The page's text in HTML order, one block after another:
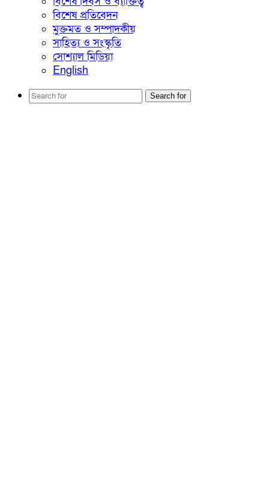
বিশেষ প্রতিবেদন
মুক্তমত ও সম্পাদকীয়
সাহিত্য ও সংস্কৃতি
সোশ্যাল মিডিয়া
English
Search for